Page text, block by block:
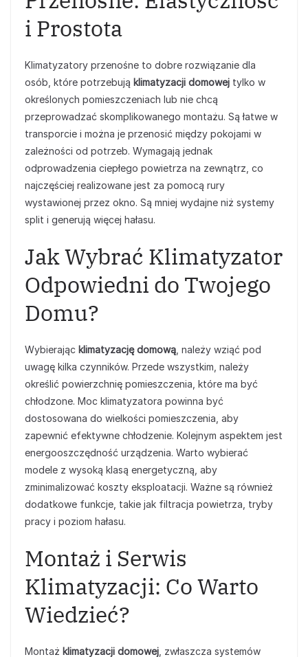
i Prostota
Klimatyzatory przenośne to dobre rozwiązanie dla
osób, które potrzebują klimatyzacji domowej tylko w
określonych pomieszczeniach lub nie chcą
przeprowadzać skomplikowanego montażu. Są łatwe w
transporcie i można je przenosić między pokojami w
zależności od potrzeb. Wymagają jednak
odprowadzenia ciepłego powietrza na zewnątrz, co
najczęściej realizowane jest za pomocą rury
wystawionej przez okno. Są mniej wydajne niż systemy
split i generują więcej hałasu.
Jak Wybrać Klimatyzator
Odpowiedni do Twojego
Domu?
Wybierając klimatyzację domową , należy wziąć pod
uwagę kilka czynników. Przede wszystkim, należy
określić powierzchnię pomieszczenia, które ma być
chłodzone. Moc klimatyzatora powinna być
dostosowana do wielkości pomieszczenia, aby
zapewnić efektywne chłodzenie. Kolejnym aspektem jest
energooszczędność urządzenia. Warto wybierać
modele z wysoką klasą energetyczną, aby
zminimalizować koszty eksploatacji. Ważne są również
dodatkowe funkcje, takie jak filtracja powietrza, tryby
pracy i poziom hałasu.
Montaż i Serwis
Klimatyzacji: Co Warto
Wiedzieć?
Montaż klimatyzacji domowej , zwłaszcza systemów